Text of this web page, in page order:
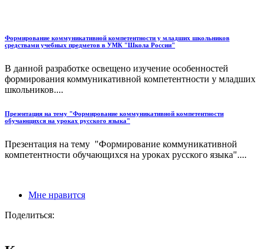
Формирование коммуникативной компетентности у младших школьников
средствами учебных предметов в УМК "Школа России"
В данной разработке освещено изучение особенностей
формирования коммуникативной компетентности у младших
школьников....
Презентация на тему "Формирование коммуникативной компетентности
обучающихся на уроках русского языка"
Презентация на тему "Формирование коммуникативной
компетентности обучающихся на уроках русского языка"....
Мне нравится
Поделиться: